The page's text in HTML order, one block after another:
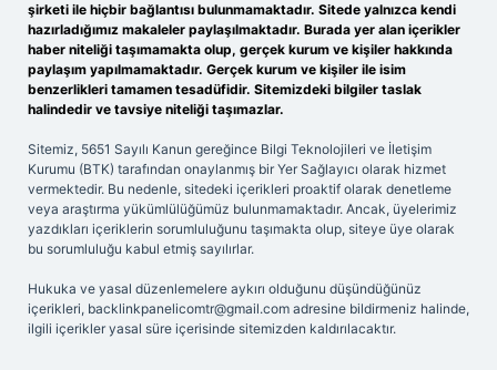
şirketi ile hiçbir bağlantısı bulunmamaktadır. Sitede yalnızca kendi
hazırladığımız makaleler paylaşılmaktadır. Burada yer alan içerikler
haber niteliği taşımamakta olup, gerçek kurum ve kişiler hakkında
paylaşım yapılmamaktadır. Gerçek kurum ve kişiler ile isim
benzerlikleri tamamen tesadüfidir. Sitemizdeki bilgiler taslak
halindedir ve tavsiye niteliği taşımazlar.
Sitemiz, 5651 Sayılı Kanun gereğince Bilgi Teknolojileri ve İletişim
Kurumu (BTK) tarafından onaylanmış bir Yer Sağlayıcı olarak hizmet
vermektedir. Bu nedenle, sitedeki içerikleri proaktif olarak denetleme
veya araştırma yükümlülüğümüz bulunmamaktadır. Ancak, üyelerimiz
yazdıkları içeriklerin sorumluluğunu taşımakta olup, siteye üye olarak
bu sorumluluğu kabul etmiş sayılırlar.
Hukuka ve yasal düzenlemelere aykırı olduğunu düşündüğünüz
içerikleri, backlinkpanelicomtr@gmail.com adresine bildirmeniz halinde,
ilgili içerikler yasal süre içerisinde sitemizden kaldırılacaktır.